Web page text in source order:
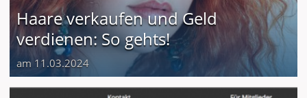
Haare verkaufen und Geld
verdienen: So gehts!
am 11.03.2024